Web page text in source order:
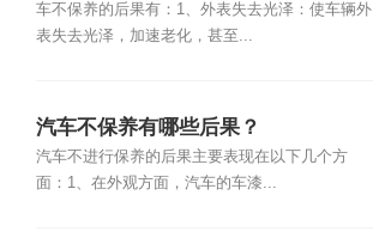
车不保养的后果有：1、外表失去光泽：使车辆外
表失去光泽，加速老化，甚至...
汽车不保养有哪些后果？
汽车不进行保养的后果主要表现在以下几个方
面：1、在外观方面，汽车的车漆...